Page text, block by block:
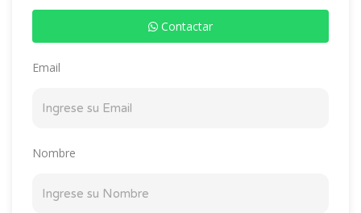
Contactar
Email
Nombre